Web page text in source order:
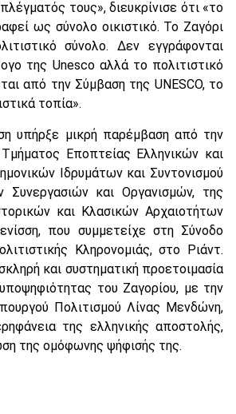
τους», διευκρίνισε ότι «το
ως σύνολο οικιστικό. Το Ζαγόρι
σύνολο. Δεν εγγράφονται
της Unesco αλλά το πολιτιστικό
από την Σύμβαση της UNESCO, το
τοπία».
υπήρξε μικρή παρέμβαση από την
Εποπτείας Ελληνικών και
Ιδρυμάτων και Συντονισμού
και Οργανισμών, της
και Κλασικών Αρχαιοτήτων
που συμμετείχε στη Σύνοδο
Κληρονομιάς, στο Ριάντ.
και συστηματική προετοιμασία
του Ζαγορίου, με την
Πολιτισμού Λίνας Μενδώνη,
της ελληνικής αποστολής,
της ομόφωνης ψήφισής της.